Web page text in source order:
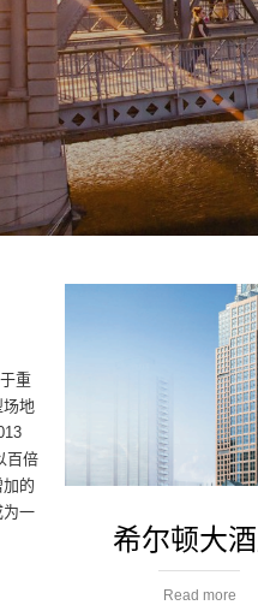
重
地
百倍
的
为一
希尔顿大
Read more